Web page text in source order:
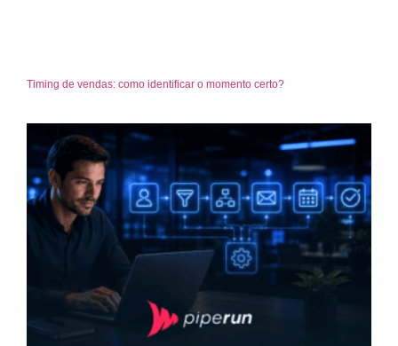
Timing de vendas: como identificar o momento certo?